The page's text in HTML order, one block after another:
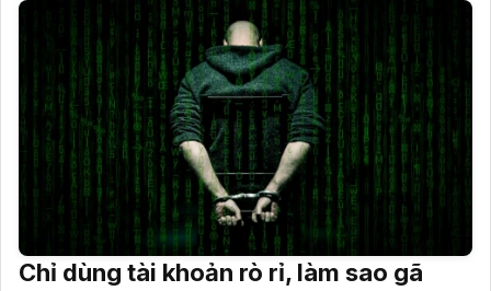
Chỉ dùng tài khoản rò rỉ, làm sao gã